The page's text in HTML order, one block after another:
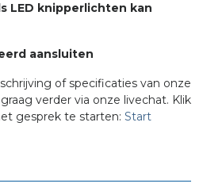
LED knipperlichten kan
aansluiten
of specificaties van onze
verder via onze livechat. Klik
gesprek te starten: Start